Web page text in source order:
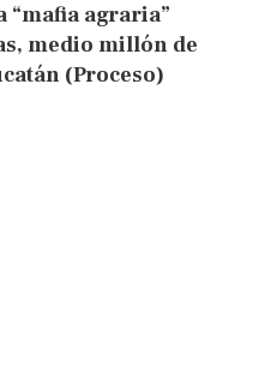
“mafia agraria”
medio millón de
(Proceso)